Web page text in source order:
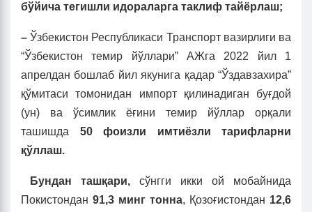
бўйича тегишли идораларга таклиф тайёрлаш;
–Ўзбекистон Республикаси Транспорт вазирлиги ва
“Ўзбекистон темир йўллари” АЖга
2022 йил 1
апрелдан бошлаб йил якунига қадар “Ўздавзахира”
қўмитаси томонидан импорт қилинадиган буғдой
(ун) ва ўсимлик ёғини темир йўллар орқали
ташишда 50 фоизли имтиёзли тарифларни
қўллаш.
Бундан ташқари, сўнгги икки ой мобайнида
Покистондан 91,3 минг тонна, Қозоғистондан 12,6